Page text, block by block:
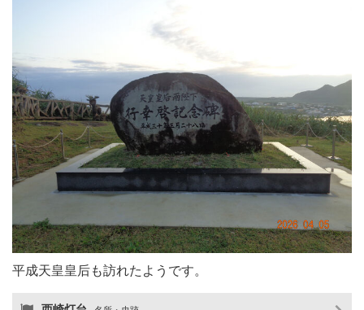
平成天皇皇后も訪れたようです。